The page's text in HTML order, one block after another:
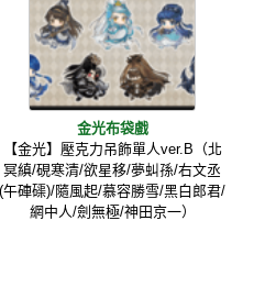
金光布袋戲
【金光】壓克力吊飾單人ver.B（北
冥縝/硯寒清/欲星移/夢虯孫/右文丞
(午硨磲)/隨風起/慕容勝雪/黑白郎君/
網中人/劍無極/神田京一）